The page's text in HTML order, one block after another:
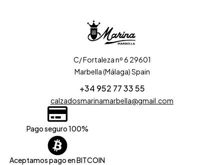
C/ Fortaleza nº 6 29601
Marbella (Málaga) Spain
+34 952 77 33 55
calzadosmarinamarbella@gmail.com
Pago seguro 100%
Aceptamos pago en BITCOIN